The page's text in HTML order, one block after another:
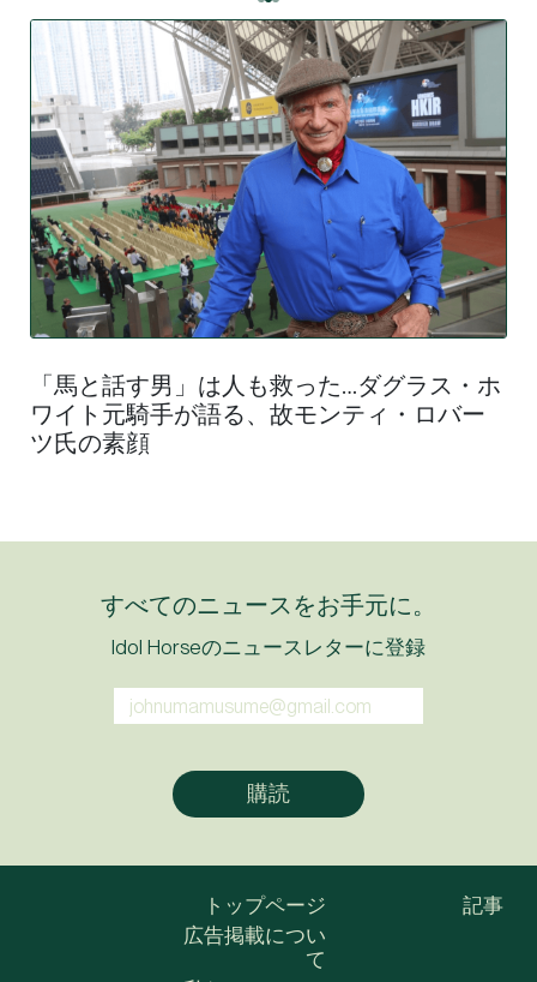
「馬と話す男」は人も救った…ダグラス・ホ
ワイト元騎手が語る、故モンティ・ロバー
ツ氏の素顔
すべてのニュースをお手元に。
Idol Horseのニュースレターに登録
トップページ
広告掲載につい
て
記事